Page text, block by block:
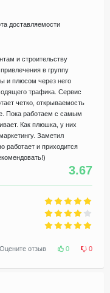
доставляемости
и строительству
в группу
и плюсом через него
трафика. Сервис
четко, открываемость
Пока работаем с самым
Как плюшка, у них
Заметил
работает и приходится
3.67
Оцените отзыв 0 0